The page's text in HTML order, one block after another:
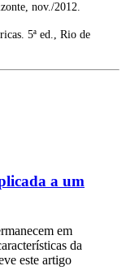
nov./2012.
5ª ed., Rio de
a um
em
da
este artigo